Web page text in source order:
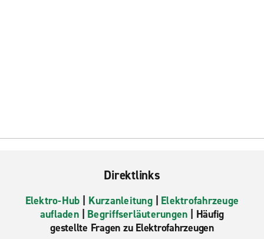
Direktlinks
Elektro-Hub Kurzanleitung| Elektrofahrzeuge
aufladen| Begriffserläuterungen | Häufig
gestellte Fragen zu Elektrofahrzeugen